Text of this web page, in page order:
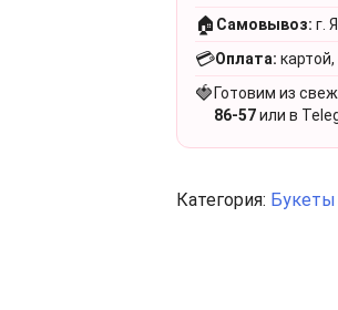
🏠 Самовывоз: г.
💳Оплата:
🍓Готовим из
86-57или в
Категория: Букеты